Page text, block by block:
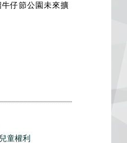
仔節公園未來擴
童權利